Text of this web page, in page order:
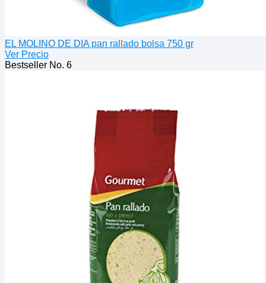
EL MOLINO DE DIA pan rallado bolsa 750 gr
Ver Precio
Bestseller No. 6